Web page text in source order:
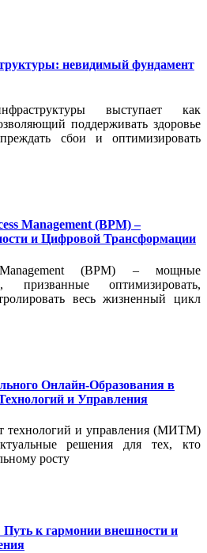
невидимый фундамент
выступает как
поддерживать здоровье
сбои и оптимизировать
Management (BPM) –
и Цифровой Трансформации
(BPM) – мощные
призванные оптимизировать,
весь жизненный цикл
Онлайн-Образования в
и Управления
технологий и управления (МИТМ)
решения для тех, кто
росту
Путь к гармонии внешности и